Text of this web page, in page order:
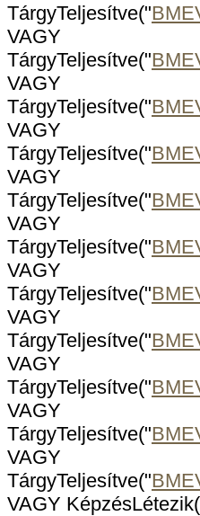
TárgyTeljesítve("
VAGY
TárgyTeljesítve("
VAGY
TárgyTeljesítve("
VAGY
TárgyTeljesítve("
VAGY
TárgyTeljesítve("
VAGY
TárgyTeljesítve("
VAGY
TárgyTeljesítve("
VAGY
TárgyTeljesítve("
VAGY
TárgyTeljesítve("
VAGY
TárgyTeljesítve("
VAGY
TárgyTeljesítve("
VAGY